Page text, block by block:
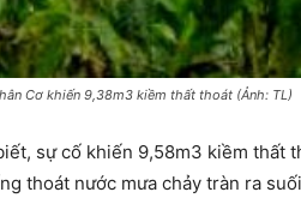
Cơ khiến 9,38m3 kiềm thất thoát (Ảnh: TL)
sự cố khiến 9,58m3 kiềm
thoát nước mưa chảy tràn ra